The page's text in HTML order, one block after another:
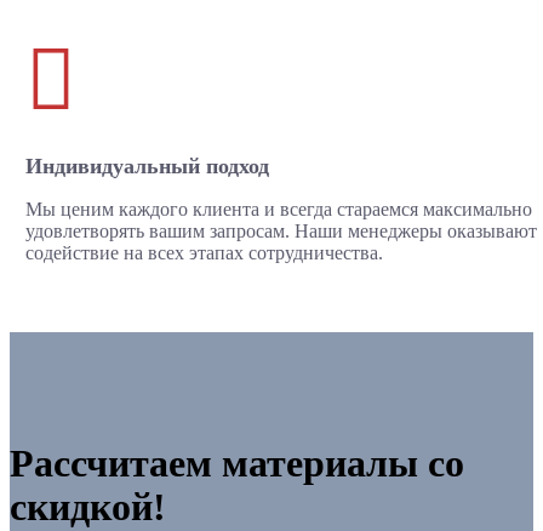

Индивидуальный подход
Мы ценим каждого клиента и всегда стараемся максимально
удовлетворять вашим запросам. Наши менеджеры оказывают
содействие на всех этапах сотрудничества.
Рассчитаем материалы со
скидкой!